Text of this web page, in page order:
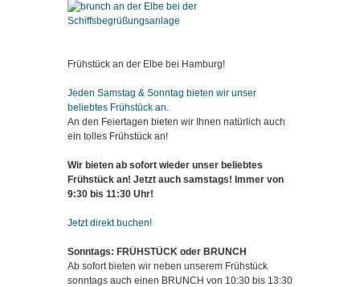
Frühstück an der Elbe bei Hamburg!
Jeden Samstag & Sonntag bieten wir unser
beliebtes Frühstück an
An den Feiertagen bieten wir Ihnen natürlich auch
ein tolles Frühstück an!
Wir bieten ab sofort wieder unser beliebtes
Frühstück an! Jetzt auch samstags! Immer von
9:30 bis 11:30 Uhr!
Jetzt direkt buchen!
Sonntags: FRÜHSTÜCK oder BRUNCH
Ab sofort bieten wir neben unserem Frühstück
sonntags auch einen BRUNCH von 10:30 bis 13:30